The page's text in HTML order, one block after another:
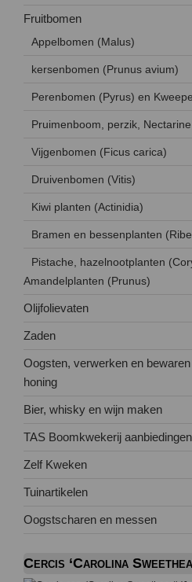
Fruitbomen
Appelbomen (Malus)
kersenbomen (Prunus avium)
Perenbomen (Pyrus) en
Pruimenboom, perzik,
Vijgenbomen (Ficus carica)
Druivenbomen (Vitis)
Kiwi planten (Actinidia)
Bramen en bessenplanten
Pistache, hazelnootplanten
Amandelplanten (Prunus)
Olijfolievaten
Zaden
Oogsten, verwerken en
honing
Bier, whisky en wijn maken
TAS Boomkwekerij aanbiedingen
Zelf Kweken
Tuinartikelen
Oogstscharen en messen
Cercis ‘Carolina